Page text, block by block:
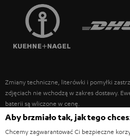
GŁOŚNIKI
ULTIMA
FANSHOP
NOWOŚCI
TEUFEL STORY
ZARZĄD
WARTOŚCI
FRANCJA
POLSKA
WŁOCHY
STANY ZJEDNOCZONE
Zmiany techniczne, literówki i pomyłki
zdjęciach nie wchodzą w zakres dostawy.
baterii są wliczone w cenę.
©2026 Lautsprecher Teufel GmbH - All
Aby brzmiało tak, jak tego
Chcemy zagwarantować Ci bezpieczne